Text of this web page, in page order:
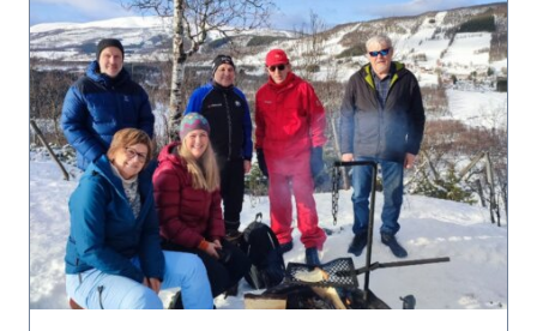
l
t
t
i
l
T
r
o
n
s
f
o
r
e
n
i
n
g
(
b
i
l
e
u
m
s
t
u
r
v
i
s
k
i
f
t
e
n
a